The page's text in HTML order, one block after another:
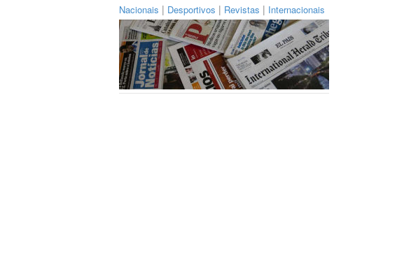
Nacionais | Desportivos | Revistas | Internacionais